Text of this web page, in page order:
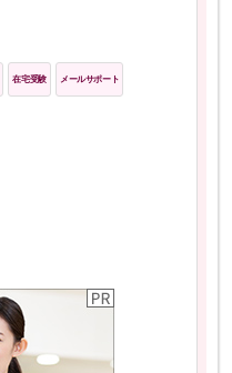
在宅受験 メールサポート